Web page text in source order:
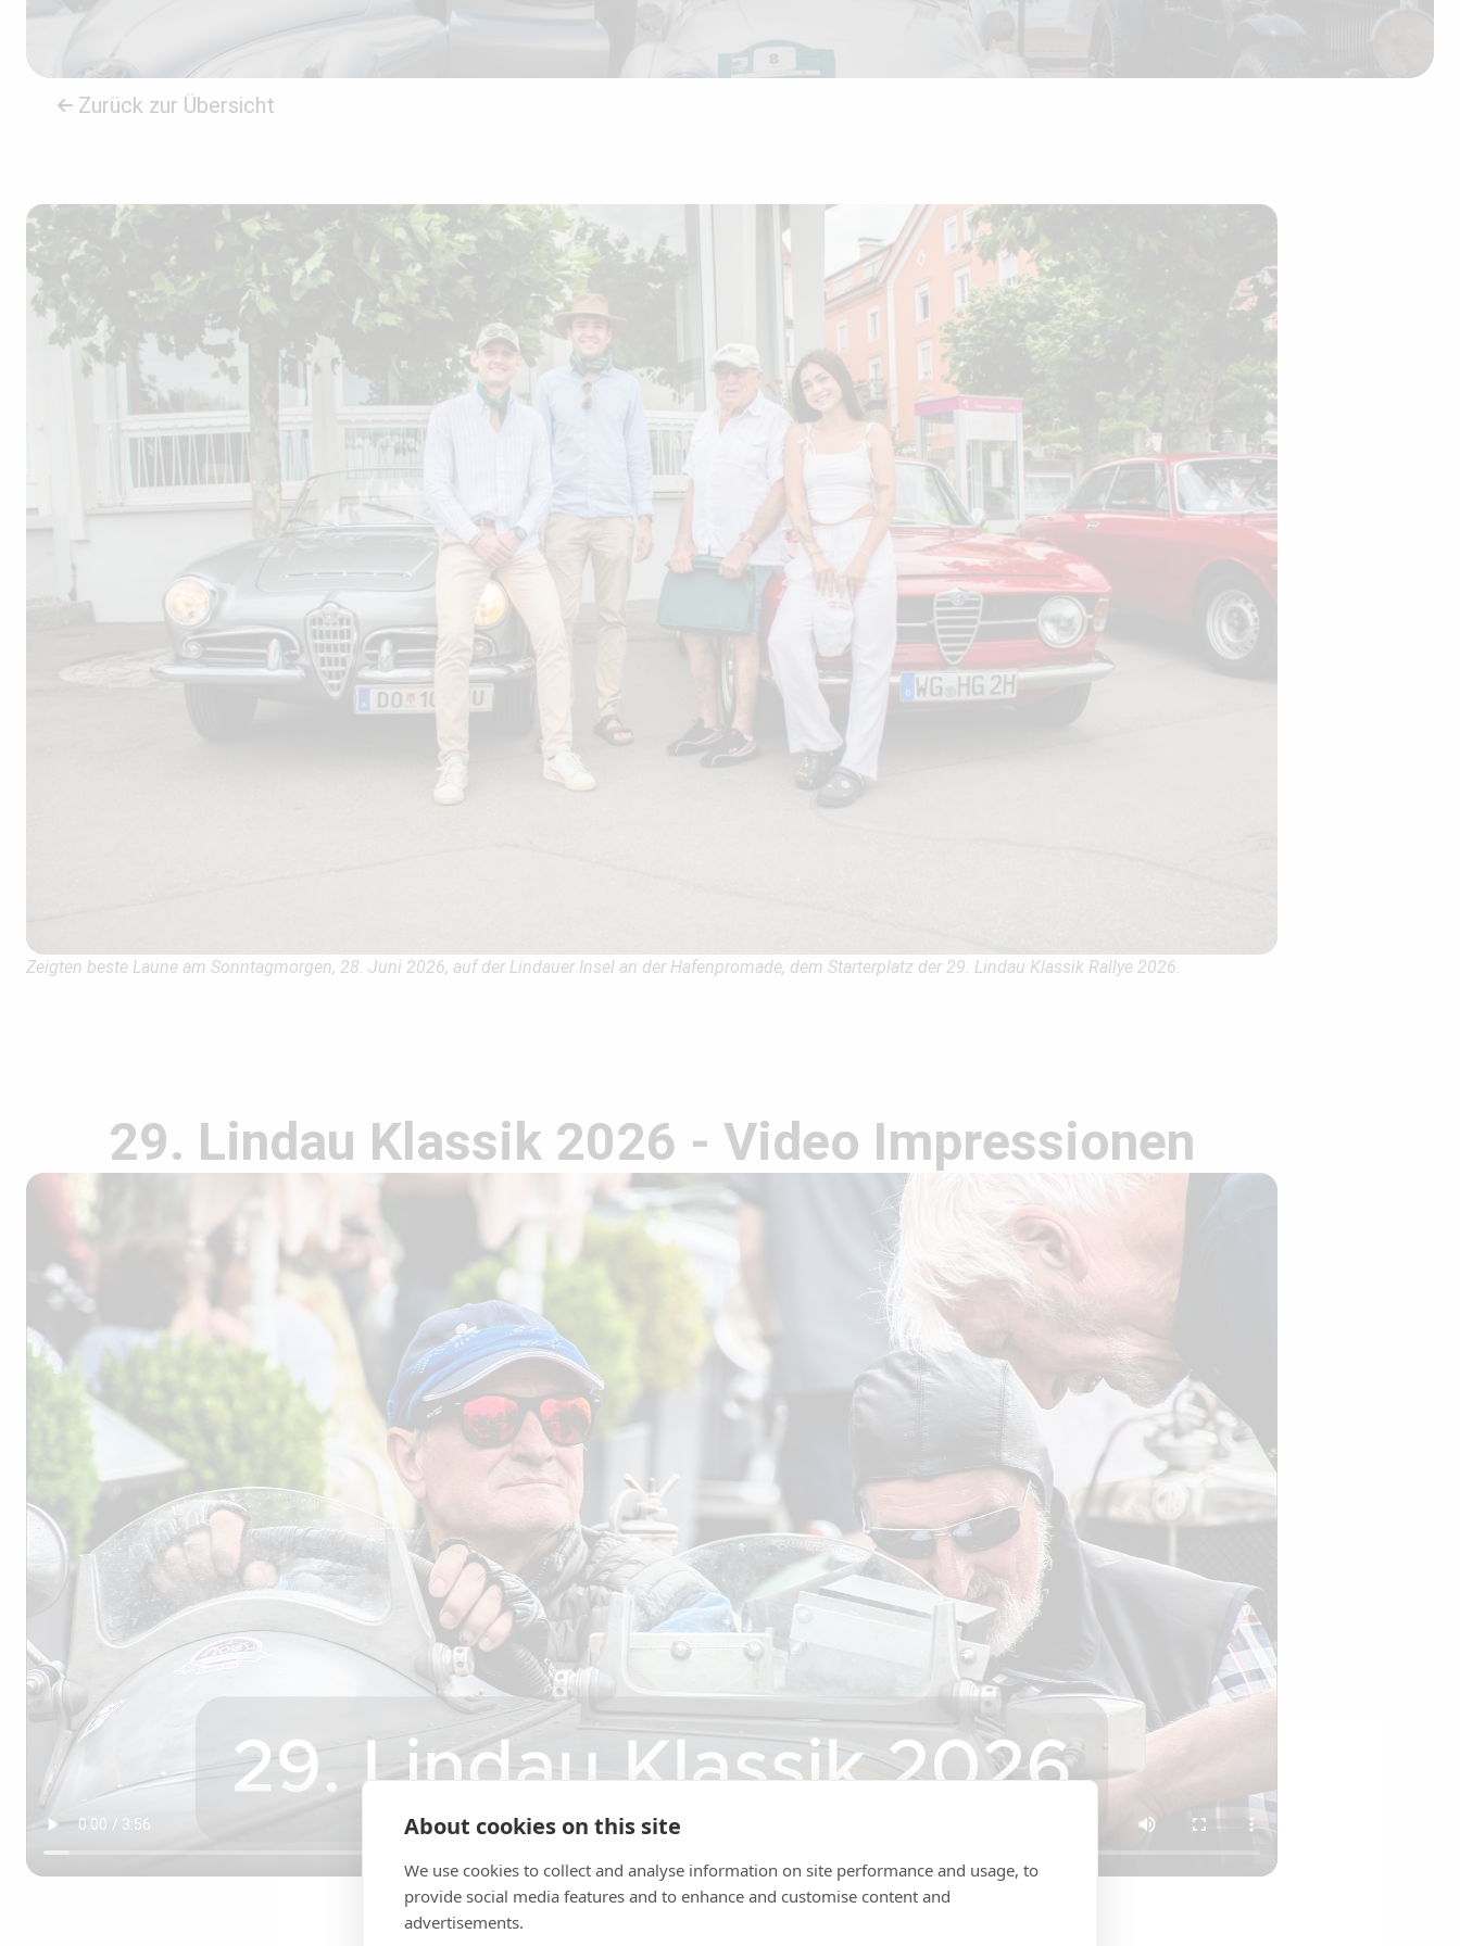
Zurück zur Übersicht
Zeigten beste Laune am Sonntagmorgen, 28. Juni 2026, auf der Lindauer Insel an der Hafenpromade, dem Starterplatz der 29. Lindau Klassik Rallye 2026.
29. Lindau Klassik 2026 - Video Impressionen
About cookies on this site
We use cookies to collect and analyse information on site performance and usage, to
provide social media features and to enhance and customise content and
advertisements.